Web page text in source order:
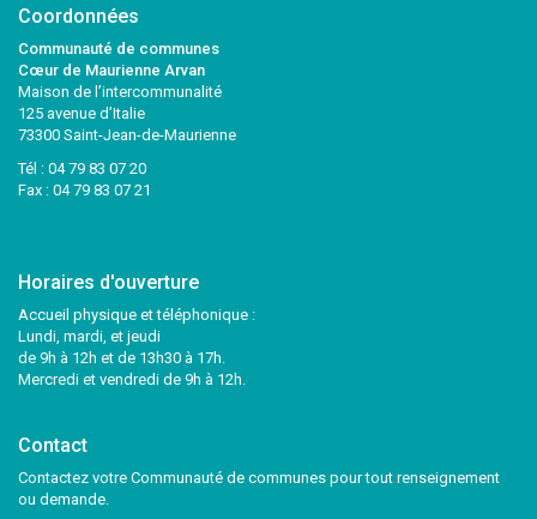
Coordonnées
Communauté de communes
Cœur de Maurienne Arvan
Maison de l’intercommunalité
125 avenue d’Italie
73300 Saint-Jean-de-Maurienne
Tél : 04 79 83 07 20
Fax : 04 79 83 07 21
Horaires d'ouverture
Accueil physique et téléphonique :
Lundi, mardi, et jeudi
de 9h à 12h et de 13h30 à 17h.
Mercredi et vendredi de 9h à 12h.
Contact
Contactez votre Communauté de communes pour tout renseignement
ou demande.